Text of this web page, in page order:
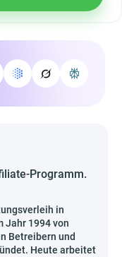
Programm.
in
Jahr 1994 von
Betreibern und
Heute arbeitet